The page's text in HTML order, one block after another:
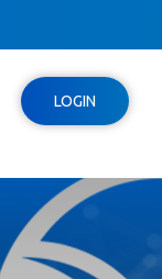
LOGIN